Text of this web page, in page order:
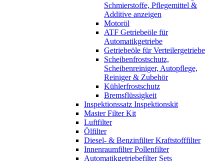
Schmierstoffe, Pflegemittel &
Additive anzeigen
Motoröl
ATF Getriebeöle für
Automatikgetriebe
Getriebeöle für Verteilergetriebe
Scheibenfrostschutz,
Scheibenreiniger, Autopflege,
Reiniger & Zubehör
Kühlerfrostschutz
Bremsflüssigkeit
Inspektionssatz Inspektionskit
Master Filter Kit
Luftfilter
Ölfilter
Diesel- & Benzinfilter Kraftstofffilter
Innenraumfilter Pollenfilter
Automatikgetriebefilter Sets